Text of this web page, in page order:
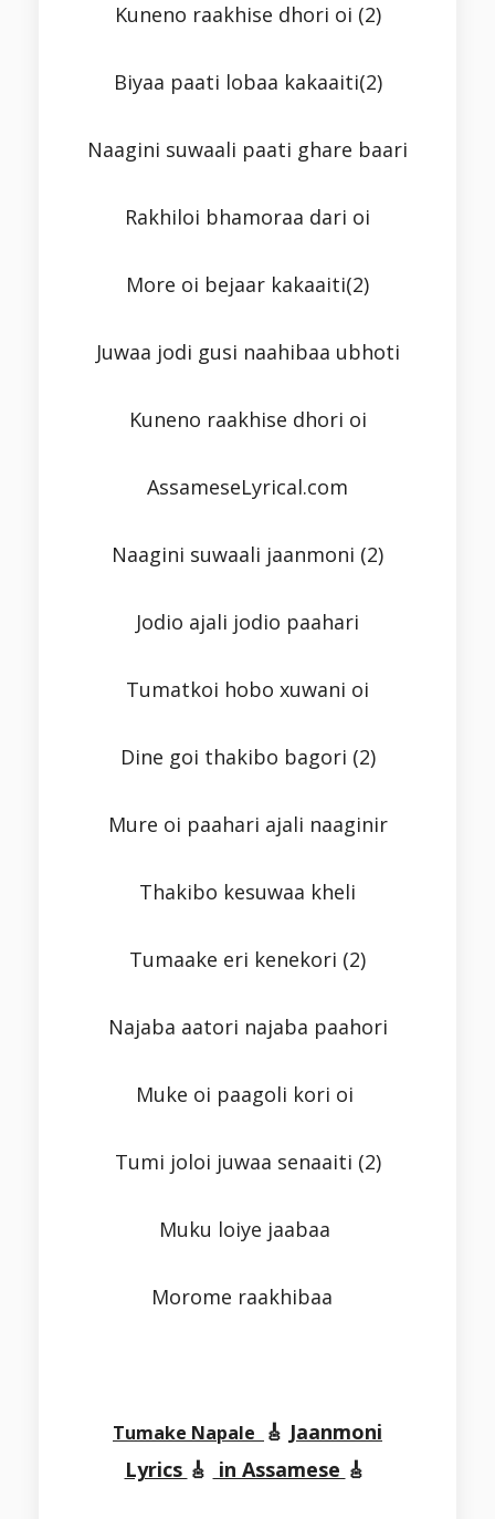
Kuneno raakhise dhori oi (2)
Biyaa paati lobaa kakaaiti(2)
Naagini suwaali paati ghare baari
Rakhiloi bhamoraa dari oi
More oi bejaar kakaaiti(2)
Juwaa jodi gusi naahibaa ubhoti
Kuneno raakhise dhori oi
AssameseLyrical.com
Naagini suwaali jaanmoni (2)
Jodio ajali jodio paahari
Tumatkoi hobo xuwani oi
Dine goi thakibo bagori (2)
Mure oi paahari ajali naaginir
Thakibo kesuwaa kheli
Tumaake eri kenekori (2)
Najaba aatori najaba paahori
Muke oi paagoli kori oi
Tumi joloi juwaa senaaiti (2)
Muku loiye jaabaa
Morome raakhibaa
Tumake Napale 🎸 Jaanmoni
Lyrics 🎸 in Assamese 🎸